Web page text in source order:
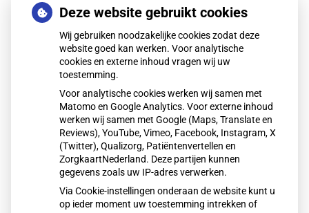
Via Wmo een vergoeding aanvragen
bij de aanschaf van een scootmobiel
Mensen met een mobiliteitsbeperking kunnen via de Wmo
een vergoeding krijgen voor een scootmobiel of elektrische
rolstoel. De gemeente beoordeelt de aanvraag via een
Wmo-consulent. Ondersteuning kan via bruikleen of een
persoonsgebonden budget. De vergoeding verschilt per
gemeente en aanvragen kan enkele maanden duren.
Lees het hele artikel op: Nationale zorggids
Publicatiedatum:16-12-2025
Deze website gebruikt cookies
Wij gebruiken noodzakelijke cookies zodat deze
website goed kan werken. Voor analytische
cookies en externe inhoud vragen wij uw
toestemming.
Voor analytische cookies werken wij samen met
Matomo en Google Analytics. Voor externe inhoud
werken wij samen met Google (Maps, Translate en
Reviews), YouTube, Vimeo, Facebook, Instagram, X
(Twitter), Qualizorg, Patiëntenvertellen en
ZorgkaartNederland. Deze partijen kunnen
gegevens zoals uw IP-adres verwerken.
Via Cookie-instellingen onderaan de website kunt u
op ieder moment uw toestemming intrekken of